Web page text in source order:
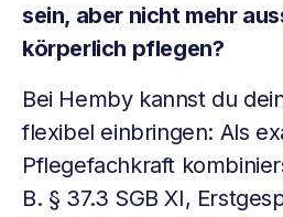
sein, aber nicht mehr
körperlich pflegen?
Bei Hemby kannst du
flexibel einbringen: Als
Pflegefachkraft
B. § 37.3 SGB XI,